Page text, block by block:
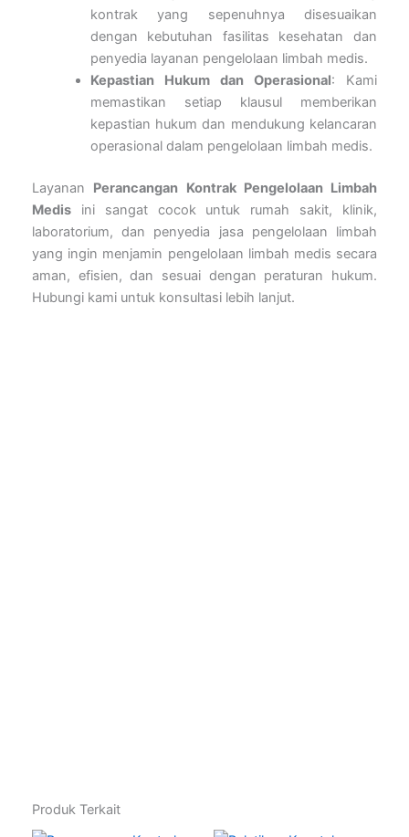
kontrak yang sepenuhnya disesuaikan
dengan kebutuhan fasilitas kesehatan dan
penyedia layanan pengelolaan limbah medis.
Kepastian Hukum dan Operasional: Kami
memastikan setiap klausul memberikan
kepastian hukum dan mendukung kelancaran
operasional dalam pengelolaan limbah medis.
Layanan Perancangan Kontrak Pengelolaan Limbah
Medis ini sangat cocok untuk rumah sakit, klinik,
laboratorium, dan penyedia jasa pengelolaan limbah
yang ingin menjamin pengelolaan limbah medis secara
aman, efisien, dan sesuai dengan peraturan hukum.
Hubungi kami untuk konsultasi lebih lanjut.
Produk Terkait